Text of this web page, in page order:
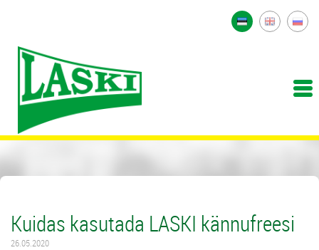
Kuidas kasutada LASKI kännufreesi
26.05.2020